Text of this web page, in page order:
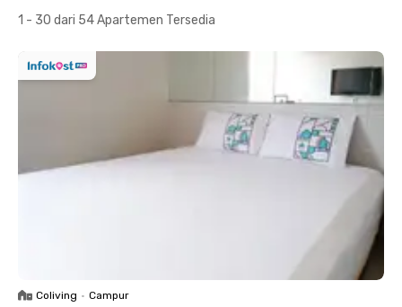
1 - 30 dari 54 Apartemen Tersedia
Coliving • Campur